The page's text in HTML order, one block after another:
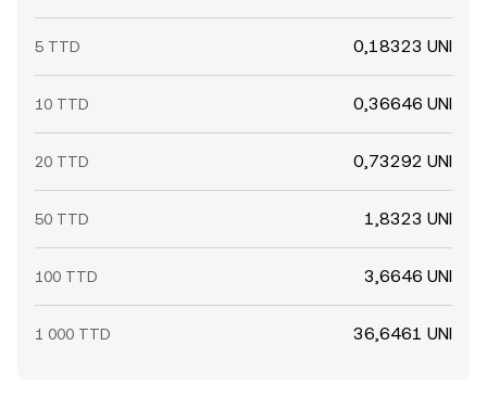
5 TTD 0,18323 UNI
10 TTD 0,36646 UNI
20 TTD 0,73292 UNI
50 TTD 1,8323 UNI
100 TTD 3,6646 UNI
1 000 TTD 36,6461 UNI